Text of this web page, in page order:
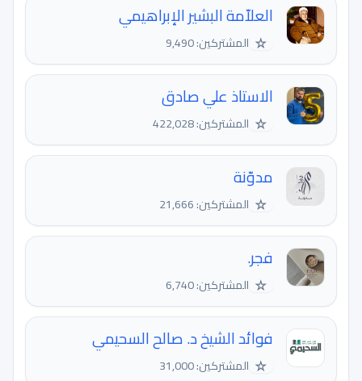
العلاّمة البشير الإبراهيمي
☆ المشتركين: 9,490
الاستاذ علي صادق
☆ المشتركين: 422,028
مدوّنة
☆ المشتركين: 21,666
فجر.
☆ المشتركين: 6,740
فوائد الشيخ د. صالح السحيمي
☆ المشتركين: 31,000